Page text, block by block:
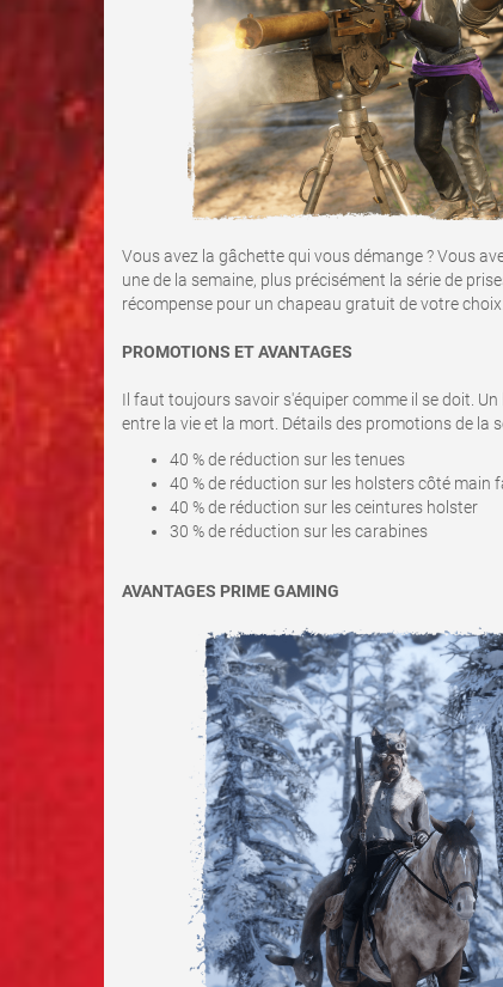
Vous avez la gâchette qui vous démange ? Vous
une de la semaine, plus précisément la série de
récompense pour un chapeau gratuit de votre choix.
PROMOTIONS ET AVANTAGES
Il faut toujours savoir s'équiper comme il se doit.
entre la vie et la mort. Détails des promotions de la
40 % de réduction sur les tenues
40 % de réduction sur les holsters côté main
40 % de réduction sur les ceintures holster
30 % de réduction sur les carabines
AVANTAGES PRIME GAMING